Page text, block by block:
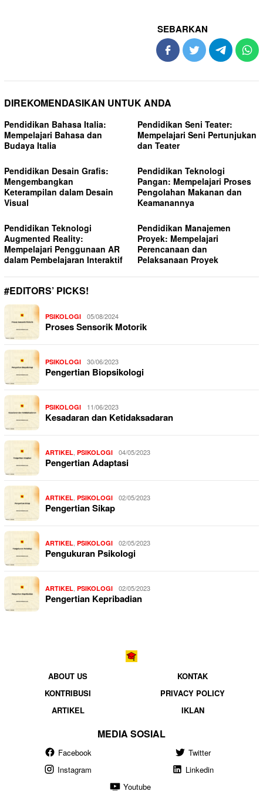
SEBARKAN
DIREKOMENDASIKAN UNTUK ANDA
Pendidikan Bahasa Italia:
Mempelajari Bahasa dan
Budaya Italia
Pendidikan Seni Teater:
Mempelajari Seni Pertunjukan
dan Teater
Pendidikan Desain Grafis:
Mengembangkan
Keterampilan dalam Desain
Visual
Pendidikan Teknologi
Pangan: Mempelajari Proses
Pengolahan Makanan dan
Keamanannya
Pendidikan Teknologi
Augmented Reality:
Mempelajari Penggunaan AR
dalam Pembelajaran Interaktif
Pendidikan Manajemen
Proyek: Mempelajari
Perencanaan dan
Pelaksanaan Proyek
#EDITORS’ PICKS!
PSIKOLOGI 05/08/2024
Proses Sensorik Motorik
PSIKOLOGI 30/06/2023
Pengertian Biopsikologi
PSIKOLOGI 11/06/2023
Kesadaran dan Ketidaksadaran
ARTIKEL PSIKOLOGI 04/05/2023
Pengertian Adaptasi
ARTIKEL PSIKOLOGI 02/05/2023
Pengertian Sikap
ARTIKEL PSIKOLOGI 02/05/2023
Pengukuran Psikologi
ARTIKEL PSIKOLOGI 02/05/2023
Pengertian Kepribadian
ABOUT US
KONTAK
KONTRIBUSI
PRIVACY POLICY
ARTIKEL
IKLAN
MEDIA SOSIAL
Facebook
Twitter
Instagram
Linkedin
Youtube